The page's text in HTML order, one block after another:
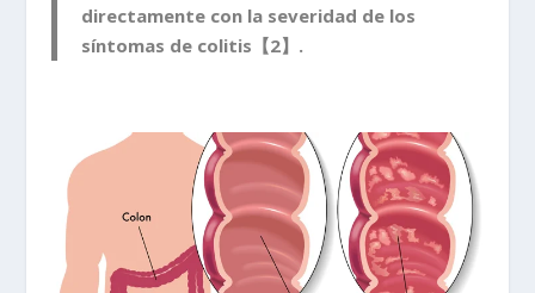
directamente con la severidad de los
síntomas de colitis【2】.